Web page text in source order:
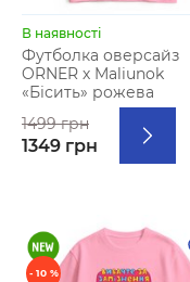
В наявності
Футболка оверсайз
ORNER х Maliunok
«Бісить» рожева
1499 грн
1349 грн
- 10 %